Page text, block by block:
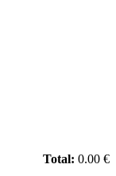
Total: 0.00 €